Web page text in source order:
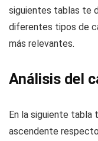
siguientes tablas te
diferentes tipos de
más relevantes.
Análisis del
En la siguiente tabla
ascendente